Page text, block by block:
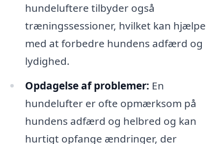
hundeluftere tilbyder også
træningssessioner, hvilket kan hjælpe
med at forbedre hundens adfærd og
lydighed.
Opdagelse af problemer: En
hundelufter er ofte opmærksom på
hundens adfærd og helbred og kan
hurtigt opfange ændringer, der